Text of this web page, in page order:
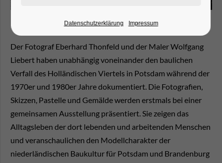
Der Fotograf Eberhard Thonfeld und der Maler Wolfgang
Liebert haben unabhängig voneinander den baulichen
Verfall des Holländischen Viertels in Potsdam während der
1970er und 1980er Jahre dokumentiert. Die Fotografien,
Skizzen, Pastelle und Gemälde werden erstmals bei einer
gemeinsamen Ausstellung präsentiert. Sie zeigen das
Alltagsleben der dort lebenden und arbeitenden Menschen
und veranschaulichen den Modellcharakter der
niederländischen Baukultur für Potsdam und Brandenburg
Datenschutzerklärung Impressum